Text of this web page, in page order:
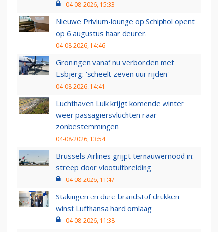
04-08-2026, 15:33
Nieuwe Privium-lounge op Schiphol opent
op 6 augustus haar deuren
04-08-2026, 14:46
Groningen vanaf nu verbonden met
Esbjerg: 'scheelt zeven uur rijden'
04-08-2026, 14:41
Luchthaven Luik krijgt komende winter
weer passagiersvluchten naar
zonbestemmingen
04-08-2026, 13:54
Brussels Airlines grijpt ternauwernood in:
streep door vlootuitbreiding
04-08-2026, 11:47
Stakingen en dure brandstof drukken
winst Lufthansa hard omlaag
04-08-2026, 11:38